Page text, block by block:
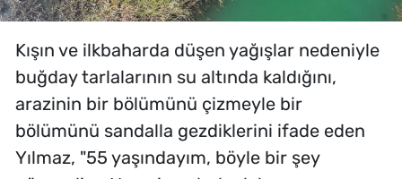
Kışın ve ilkbaharda düşen yağışlar nedeniyle
buğday tarlalarının su altında kaldığını,
arazinin bir bölümünü çizmeyle bir
bölümünü sandalla gezdiklerini ifade eden
Yılmaz, "55 yaşındayım, böyle bir şey